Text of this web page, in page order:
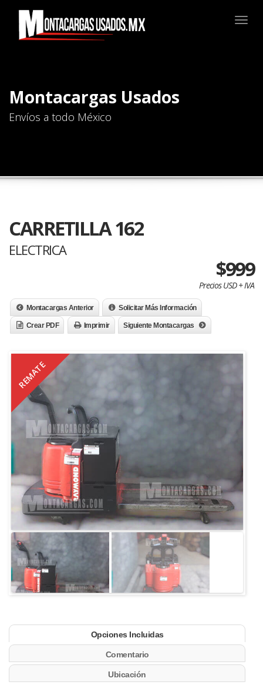
Montacargas Usados
Envíos a todo México
CARRETILLA 162
ELECTRICA
$999
Precios USD + IVA
Montacargas Anterior Solicitar Más Información
Crear PDF Imprimir Siguiente Montacargas
REMATE
Opciones Incluidas
Comentario
Ubicación